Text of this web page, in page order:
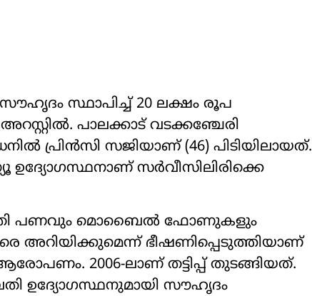
സ്ഥാപിച്ച് 20 ലക്ഷം രൂപ
പാലക്കാട് വടക്കഞ്ചേരി
പ്രിൻസി സജി‍യാണ് (46) പിടിയിലായത്.
ഉദ്യോഗസ്ഥനാണ് സർവീസിലിരിക്കെ
പണവും മൊബൈൽ ഫോണുകളും
അറിയിക്കുമെന്ന് ഭീഷണിപ്പെടുത്തിയാണ്
2006-ലാണ് തട്ടിപ്പ് തുടങ്ങിയത്.
ഉദ്യോഗസ്ഥനുമായി സൗഹൃദം